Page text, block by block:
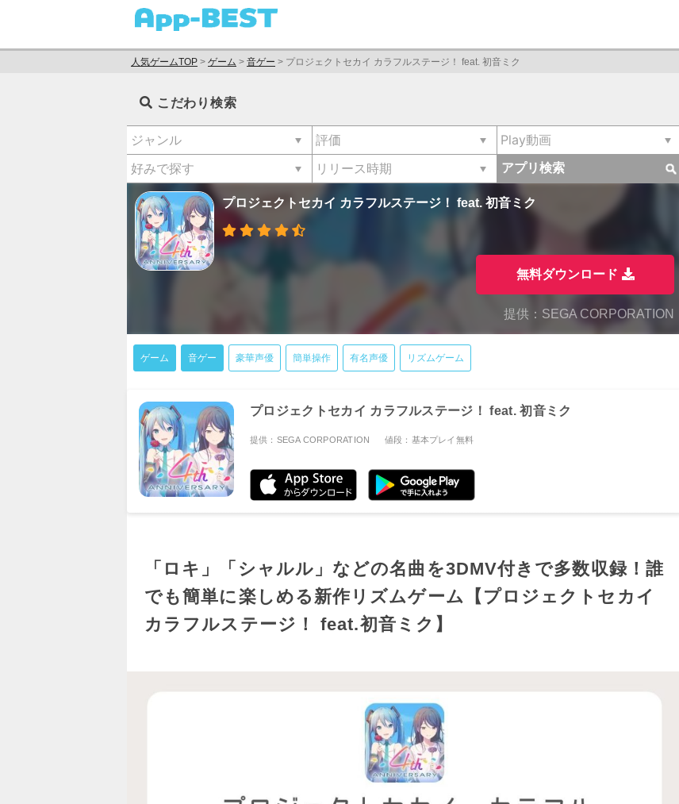
人気ゲームTOP > ゲーム > 音ゲー > プロジェクトセカイ カラフルステージ！ feat. 初音ミク
こだわり検索
アプリ検索
プロジェクトセカイ カラフルステージ！ feat. 初音ミク
無料ダウンロード
提供：SEGA CORPORATION
ゲーム 音ゲー 豪華声優 簡単操作 有名声優 リズムゲーム
プロジェクトセカイ カラフルステージ！ feat. 初音ミク
提供：SEGA CORPORATION 値段：基本プレイ無料
「ロキ」「シャルル」などの名曲を3DMV付きで多数収録！誰
でも簡単に楽しめる新作リズムゲーム【プロジェクトセカイ
カラフルステージ！ feat.初音ミク】